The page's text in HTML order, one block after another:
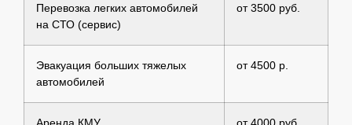
Перевозка легких автомобилей
на СТО (сервис)
от 3500 руб.
Эвакуация больших тяжелых
автомобилей
от 4500 р.
Аренда КМУ
от 4000 руб